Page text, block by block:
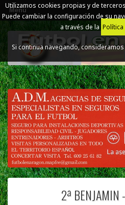
Utilizamos cookies propias y de
Puede cambiar la configuración de su
a través de la
Si continua navegando,
Menú
2ª BENJAMIN